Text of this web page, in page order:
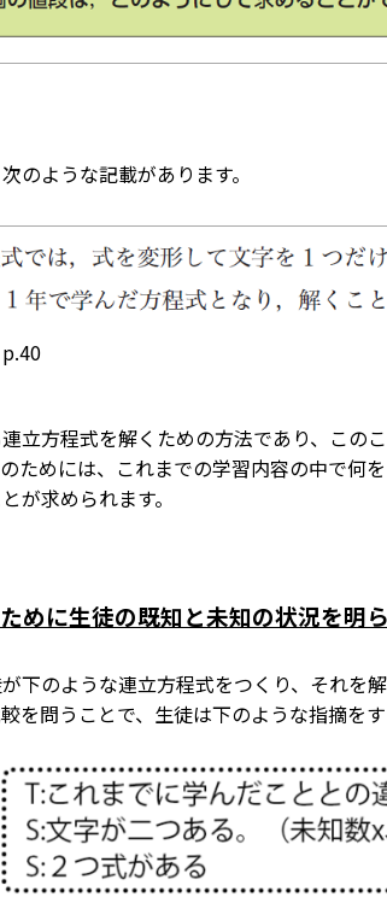
のような記載があります。
立方程式を解くための方法であり、この
ためには、これまでの学習内容の中で何
が求められます。
に生徒の既知と未知の状況を明
下のような連立方程式をつくり、それを
を問うことで、生徒は下のような指摘をす